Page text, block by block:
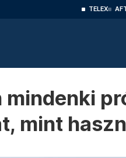
TELEX
mint